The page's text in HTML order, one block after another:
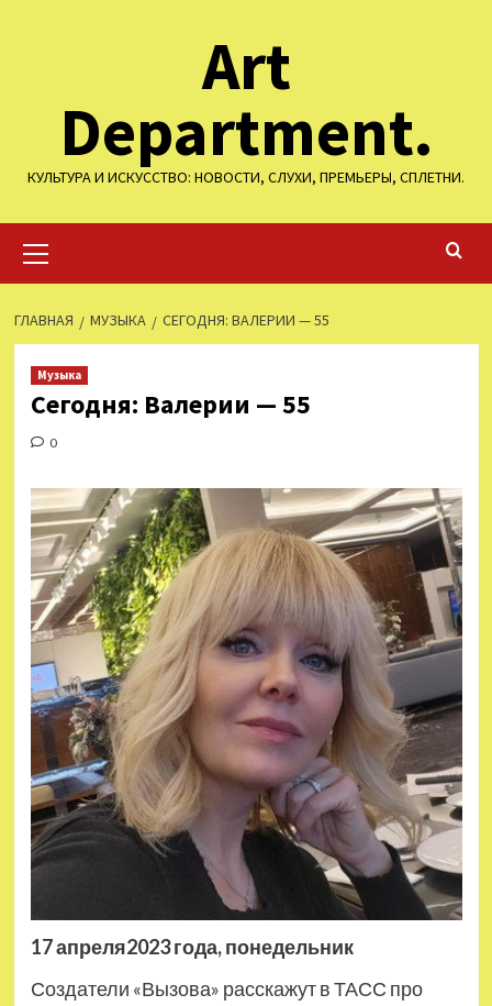
Art
Department.
КУЛЬТУРА И ИСКУССТВО: НОВОСТИ, СЛУХИ, ПРЕМЬЕРЫ, СПЛЕТНИ.
меню
ГЛАВНАЯ МУЗЫКА СЕГОДНЯ: ВАЛЕРИИ — 55
Музыка
Сегодня: Валерии — 55
0
17 апреля2023 года, понедельник
Создатели «Вызова» расскажут в ТАСС про